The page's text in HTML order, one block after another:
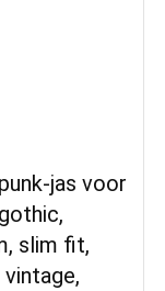
jas voor
slim fit,